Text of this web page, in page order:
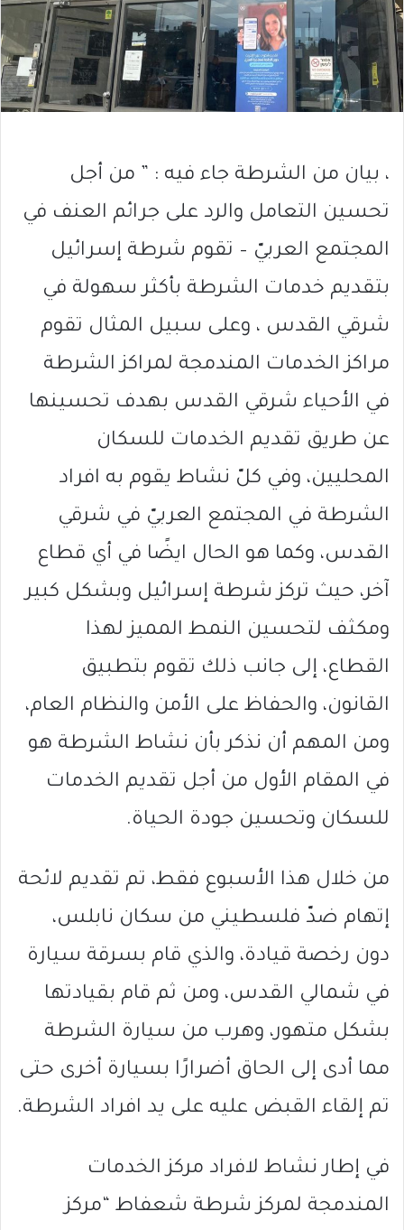
، بيان من الشرطة جاء فيه : ” من أجل
تحسين التعامل والرد على جرائم العنف في
المجتمع العربيّ – تقوم شرطة إسرائيل
بتقديم خدمات الشرطة بأكثر سهولة في
شرقي القدس ، وعلى سبيل المثال تقوم
مراكز الخدمات المندمجة لمراكز الشرطة
في الأحياء شرقي القدس بهدف تحسينها
عن طريق تقديم الخدمات للسكان
المحليين، وفي كلّ نشاط يقوم به افراد
الشرطة في المجتمع العربيّ في شرقي
القدس، وكما هو الحال ايضًا في أي قطاع
آخر، حيث تركز شرطة إسرائيل وبشكل كبير
ومكثف لتحسين النمط المميز لهذا
القطاع، إلى جانب ذلك تقوم بتطبيق
القانون، والحفاظ على الأمن والنظام العام،
ومن المهم أن نذكر بأن نشاط الشرطة هو
في المقام الأول من أجل تقديم الخدمات
للسكان وتحسين جودة الحياة.
من خلال هذا الأسبوع فقط، تم تقديم لائحة
إتهام ضدّ فلسطيني من سكان نابلس،
دون رخصة قيادة، والذي قام بسرقة سيارة
في شمالي القدس، ومن ثم قام بقيادتها
بشكل متهور، وهرب من سيارة الشرطة
مما أدى إلى الحاق أضرارًا بسيارة أخرى حتى
تم إلقاء القبض عليه على يد افراد الشرطة.
في إطار نشاط لافراد مركز الخدمات
المندمجة لمركز شرطة شعفاط “مركز